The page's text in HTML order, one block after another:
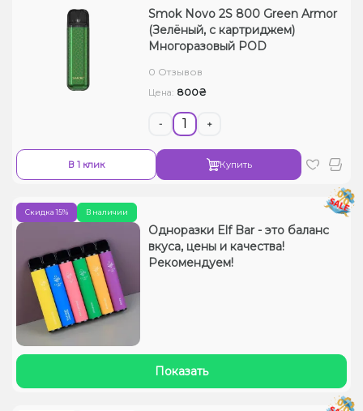
Smok Novo 2S 800 Green Armor
(Зелёный, с картриджем)
Многоразовый POD
0 Отзывов
Цена: 800₴
- +
В 1 клик Купить
В наличии
Скидка 15%
Одноразки Elf Bar - это баланс
вкуса, цены и качества!
Рекомендуем!
Показать